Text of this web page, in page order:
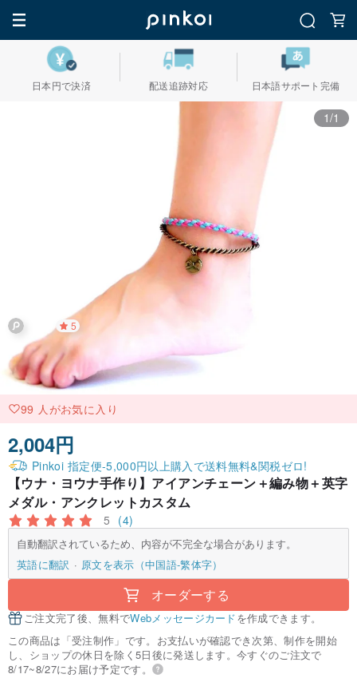
日本円で決済 配送追跡対応 日本語サポート完備
1/1
5
99 人がお気に入り
2,004円
Pinkoi 指定便-5,000円以上購入で送料無料&関税ゼロ!
【ウナ・ヨウナ手作り】アイアンチェーン＋編み物＋英字
メダル・アンクレットカスタム
5 (4)
自動翻訳されているため、内容が不完全な場合があります。
英語に翻訳
原文を表示（中国語-繁体字）
オーダーする
ご注文完了後、無料でWebメッセージカードを作成できます。
この商品は「受注制作」です。お支払いが確認でき次第、制作を開始
し、ショップの休日を除く5日後に発送します。今すぐのご注文で
8/17~8/27にお届け予定です。